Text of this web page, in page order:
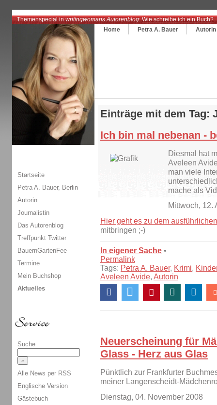
Themenspecial inwritingwomans Autorenblog:Wie schreibe ich ein Buch?
Home
Petra A. Bauer Autorin
Einträge mit dem Tag:
Ich bin mal nebenan -
Diesmal hat
Aveleen
man viele
mache als
Mittwoch, 12.
Hier geht es zu dem
mitbringen ;-)
In eigener Sache •
Permalink
Tags: Petra A. Bauer, Krimi,
Aveleen Avide, Autorin
Neuerscheinung für
Glass - Herz aus Glas
Pünktlich zur Frankfurter
meiner Langenscheidt-
Dienstag, 04. November 2008
Startseite
Petra A. Bauer, Berlin
Autorin
Journalistin
Das Autorenblog
Treffpunkt Twitter
BauernGartenFee
Termine
Mein Buchshop
Aktuelles
Suche
Alle News per RSS
Englische Version
Gästebuch